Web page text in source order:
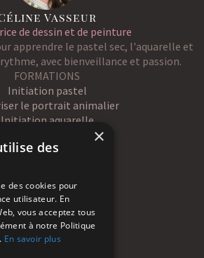
Vasseur
de dessin et de peinture
apprendre le pastel sec, l'aquarelle et
avec bienveillance et passion.
FORMATIONS
Initiation pastel
le portrait animalier
Initiation aquarelle
Cours au mois
et partages
×
des
des cookies pour
utilisateur. En
vous acceptez tous
à notre Politique
En savoir plus